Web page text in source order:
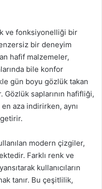
ve fonksiyonelliği bir
bir deneyim
hafif malzemeler,
bile konfor
gün boyu gözlük takan
saplarının hafifliği,
en aza indirirken, aynı
modern çizgiler,
Farklı renk ve
kullanıcıların
tanır. Bu çeşitlilik,